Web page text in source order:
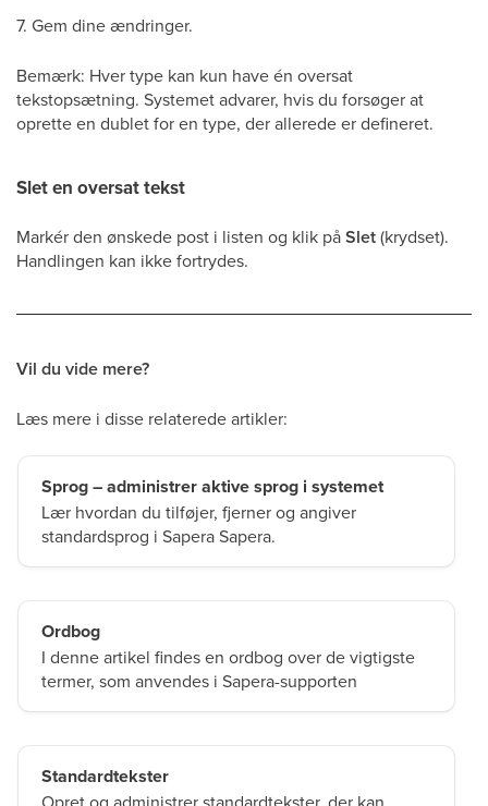
7. Gem dine ændringer.
Bemærk: Hver type kan kun have én oversat
tekstopsætning. Systemet advarer, hvis du forsøger at
oprette en dublet for en type, der allerede er defineret.
Slet en oversat tekst
Markér den ønskede post i listen og klik påSlet(krydset).
Handlingen kan ikke fortrydes.
Vil du vide mere?
Læs mere i disse relaterede artikler:
Sprog – administrer aktive sprog i systemet
Lær hvordan du tilføjer, fjerner og angiver
standardsprog i Sapera Sapera.
Ordbog
I denne artikel findes en ordbog over de vigtigste
termer, som anvendes i Sapera-supporten
Standardtekster